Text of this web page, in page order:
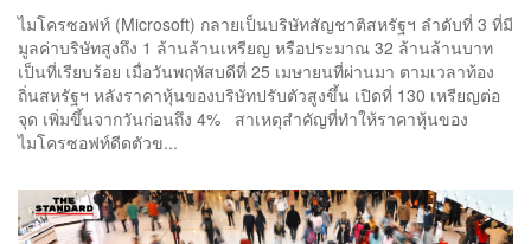
ไมโครซอฟท์ (Microsoft) กลายเป็นบริษัทสัญชาติสหรัฐฯ ลำดับที่ 3 ที่มี
มูลค่าบริษัทสูงถึง 1 ล้านล้านเหรียญ หรือประมาณ 32 ล้านล้านบาท
เป็นที่เรียบร้อย เมื่อวันพฤหัสบดีที่ 25 เมษายนที่ผ่านมา ตามเวลาท้อง
ถิ่นสหรัฐฯ​ หลังราคาหุ้นของบริษัทปรับตัวสูงขึ้น เปิดที่ 130 เหรียญต่อ
จุด เพิ่มขึ้นจากวันก่อนถึง 4% สาเหตุสำคัญที่ทำให้ราคาหุ้นของ
ไมโครซอฟท์ดีดตัวข...